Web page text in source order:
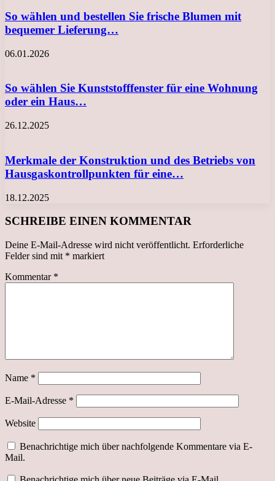
So wählen und bestellen Sie frische Blumen mit
bequemer Lieferung…
06.01.2026
So wählen Sie Kunststofffenster für eine Wohnung
oder ein Haus…
26.12.2025
Merkmale der Konstruktion und des Betriebs von
Hausgaskontrollpunkten für eine…
18.12.2025
SCHREIBE EINEN KOMMENTAR
Deine E-Mail-Adresse wird nicht veröffentlicht. Erforderliche
Felder sind mit * markiert
Kommentar *
Name *
E-Mail-Adresse *
Website
Benachrichtige mich über nachfolgende Kommentare via E-
Mail.